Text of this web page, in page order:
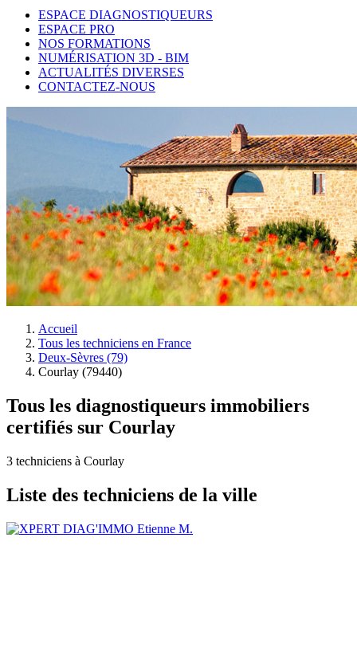
ESPACE DIAGNOSTIQUEURS
ESPACE PRO
NOS FORMATIONS
NUMÉRISATION 3D - BIM
ACTUALITÉS DIVERSES
CONTACTEZ-NOUS
Accueil
Tous les techniciens en France
Deux-Sèvres (79)
Courlay (79440)
Tous les diagnostiqueurs immobiliers
certifiés sur Courlay
3 techniciens à Courlay
Liste des techniciens de la ville
Etienne M.